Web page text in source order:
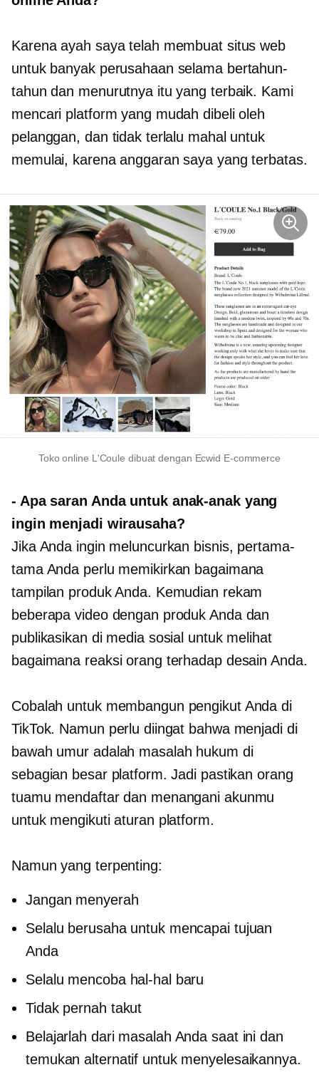
Karena ayah saya telah membuat situs web
untuk banyak perusahaan selama bertahun-
tahun dan menurutnya itu yang terbaik. Kami
mencari platform yang mudah dibeli oleh
pelanggan, dan tidak terlalu mahal untuk
memulai, karena anggaran saya yang terbatas.
Toko online L'Coule dibuat dengan Ecwid E-commerce
- Apa saran Anda untuk anak-anak yang
ingin menjadi wirausaha?
Jika Anda ingin meluncurkan bisnis, pertama-
tama Anda perlu memikirkan bagaimana
tampilan produk Anda. Kemudian rekam
beberapa video dengan produk Anda dan
publikasikan di media sosial untuk melihat
bagaimana reaksi orang terhadap desain Anda.
Cobalah untuk membangun pengikut Anda di
TikTok. Namun perlu diingat bahwa menjadi di
bawah umur adalah masalah hukum di
sebagian besar platform. Jadi pastikan orang
tuamu mendaftar dan menangani akunmu
untuk mengikuti aturan platform.
Namun yang terpenting:
Jangan menyerah
Selalu berusaha untuk mencapai tujuan
Anda
Selalu mencoba hal-hal baru
Tidak pernah takut
Belajarlah dari masalah Anda saat ini dan
temukan alternatif untuk menyelesaikannya.